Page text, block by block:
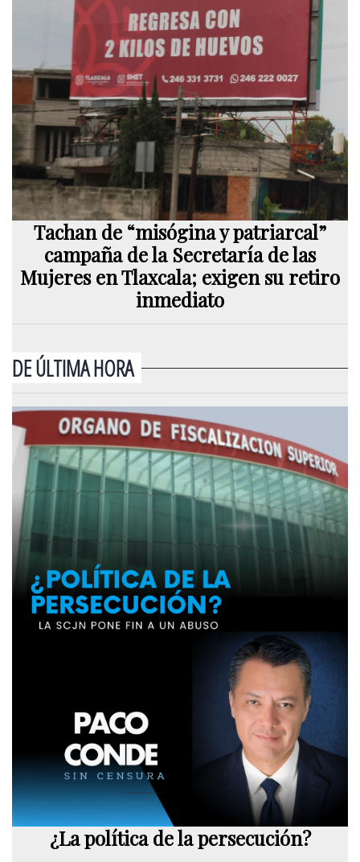
Tachan de “misógina y patriarcal”
campaña de la Secretaría de las
Mujeres en Tlaxcala; exigen su retiro
inmediato
DE ÚLTIMA HORA
¿La política de la persecución?